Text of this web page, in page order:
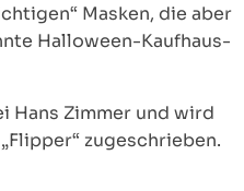
Masken, die aber
Halloween-Kaufhaus-
Hans Zimmer und wird
zugeschrieben.